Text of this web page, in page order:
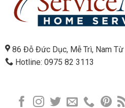
86 Đỗ Đức Dục, Mễ Trì, Nam
Hotline: 0975 82 3113